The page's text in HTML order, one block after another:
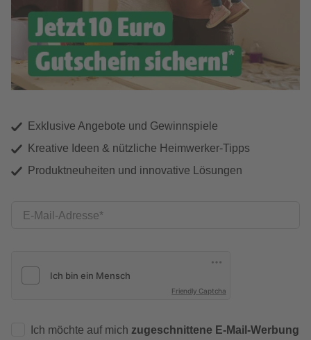
Exklusive Angebote und Gewinnspiele
Kreative Ideen & nützliche Heimwerker-Tipps
Produktneuheiten und innovative Lösungen
E-Mail-Adresse
Friendly Captcha
Ich möchte auf mich zugeschnittene E-Mail-Werbung